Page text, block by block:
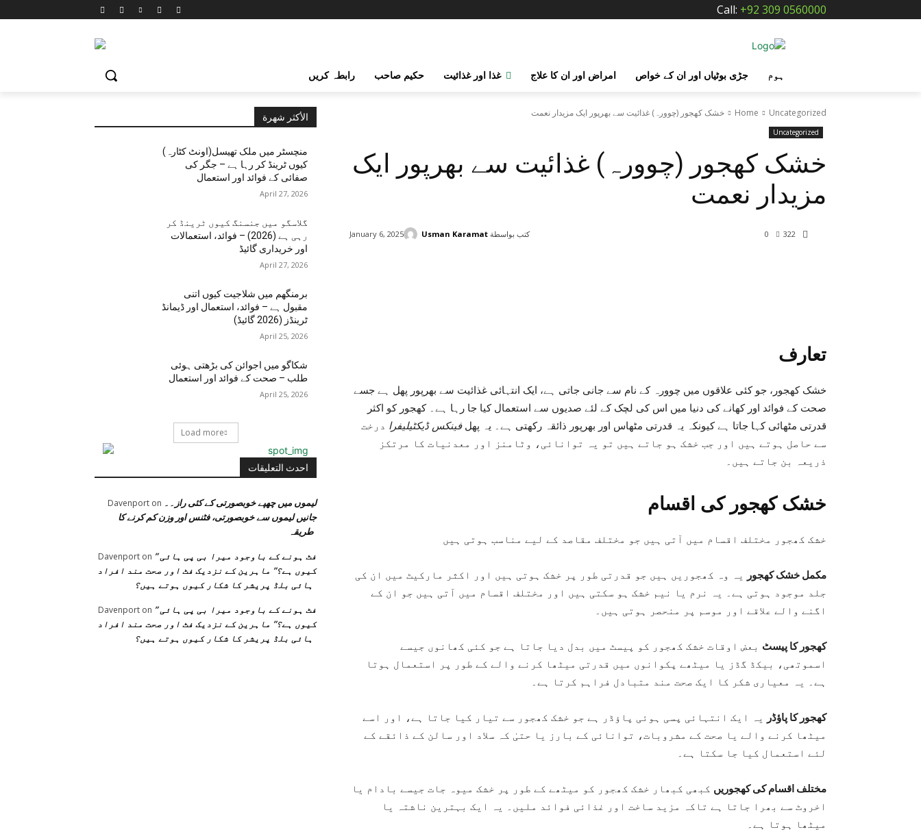
Call: +92 309 0560000
رابطہ کریں حکیم صاحب غذا اور غذائیت امراض اور ان کا علاج جڑی بوٹیاں اور ان کے خواص ہوم
Home Uncategorized خشک کھجور (چوورہ) غذائیت سے بھرپور ایک مزیدار نعمت
Uncategorized
خشک کھجور (چوورہ) غذائیت سے بھرپور ایک
مزیدار نعمت
0 322
January 6, 2025 كتب بواسطة Usman Karamat
تعارف
خشک کھجور، جو کئی علاقوں میں چوورہ کے نام سے جانی جاتی ہے، ایک انتہائی غذائیت سے بھرپور پھل ہے جسے
صحت کے فوائد اور کھانے کی دنیا میں اس کی لچک کے لئے صدیوں سے استعمال کیا جا رہا ہے۔ کھجور کو اکثر
قدرتی مٹھائی کہا جاتا ہے کیونکہ یہ قدرتی مٹھاس اور بھرپور ذائقہ رکھتی ہے۔ یہ پھلفینکس ڈیکٹیلیفرا درخت
سے حاصل ہوتے ہیں اور جب خشک ہو جاتے ہیں تو یہ توانائی، وٹامنز اور معدنیات کا مرتکز
ذریعہ بن جاتے ہیں۔
خشک کھجور کی اقسام
خشک کھجور مختلف اقسام میں آتی ہیں جو مختلف مقاصد کے لیے مناسب ہوتی ہیں
مکمل خشک کھجور
یہ وہ کھجوریں ہیں جو قدرتی طور پر خشک ہوتی ہیں اور اکثر مارکیٹ میں ان کی
جلد موجود ہوتی ہے۔ یہ نرم یا نیم خشک ہو سکتی ہیں اور مختلف اقسام میں آتی ہیں جو ان کے
اگنے والے علاقے اور موسم پر منحصر ہوتی ہیں۔
کھجور کا پیسٹ بعض اوقات خشک کھجور کو پیسٹ میں بدل دیا جاتا ہے جو کئی کھانوں جیسے
اسموتھی، بیکڈ گڈز یا میٹھے پکوانوں میں قدرتی میٹھا کرنے والے کے طور پر استعمال ہوتا
ہے۔ یہ معیاری شکر کا ایک صحت مند متبادل فراہم کرتا ہے۔
کھجور کا پاؤڈر
یہ ایک انتہائی پسی ہوئی پاؤڈر ہے جو خشک کھجور سے تیار کیا جاتا ہے، اور اسے
میٹھا کرنے والے یا صحت کے مشروبات، توانائی کے بارز یا حتیٰ کہ سلاد اور سالن کے ذائقے کے
لئے استعمال کیا جا سکتا ہے۔
مختلف اقسام کی کھجوریں کبھی کبھار خشک کھجور کو میٹھے کے طور پر خشک میوہ جات جیسے بادام یا
اخروٹ سے بھرا جاتا ہے تاکہ مزید ساخت اور غذائی فوائد ملیں۔ یہ ایک بہترین ناشتہ یا
میٹھا ہوتا ہے۔
الأكثر شهرة
منچسٹر میں ملک تھیسل(اونٹ کٹارہ)
کیوں ٹرینڈ کر رہا ہے – جگر کی
صفائی کے فوائد اور استعمال
April 27, 2026
گلاسگو میں جنسنگ کیوں ٹرینڈ کر
رہی ہے (2026) – فوائد، استعمالات
اور خریداری گائیڈ
April 27, 2026
برمنگھم میں شلاجیت کیوں اتنی
مقبول ہے – فوائد، استعمال اور ڈیمانڈ
ٹرینڈز (2026 گائیڈ)
April 25, 2026
شکاگو میں اجوائن کی بڑھتی ہوئی
طلب – صحت کے فوائد اور استعمال
April 25, 2026
Load more
احدث التعليقات
Davenport on لیموں میں چھپے خوبصورتی کے کئی راز۔۔
جانیں لیموں سے خوبصورتی، فٹنس اور وزن کم کرنے کا
طریقہ
Davenport on ” فٹ ہونے کے باوجود میرا بی پی ہائی
کیوں ہے؟” ماہرین کے نزدیک فٹ اور صحت مند افراد
ہائی بلڈ پریشر کا شکار کیوں ہوتے ہیں؟
Davenport on ” فٹ ہونے کے باوجود میرا بی پی ہائی
کیوں ہے؟” ماہرین کے نزدیک فٹ اور صحت مند افراد
ہائی بلڈ پریشر کا شکار کیوں ہوتے ہیں؟